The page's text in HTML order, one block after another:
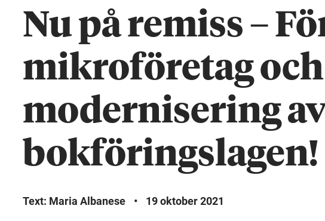
Nu på remiss –
mikroföretag och
modernisering
bokföringslagen!
Text: Maria Albanese • 19 oktober 2021